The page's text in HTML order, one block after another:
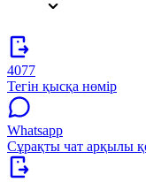
4077
Тегін қысқа нөмір
Whatsapp
Сұрақты чат арқылы